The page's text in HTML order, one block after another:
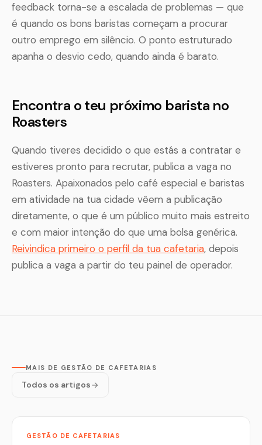
feedback torna-se a escalada de problemas — que
é quando os bons baristas começam a procurar
outro emprego em silêncio. O ponto estruturado
apanha o desvio cedo, quando ainda é barato.
Encontra o teu próximo barista no
Roasters
Quando tiveres decidido o que estás a contratar e
estiveres pronto para recrutar, publica a vaga no
Roasters. Apaixonados pelo café especial e baristas
em atividade na tua cidade vêem a publicação
diretamente, o que é um público muito mais estreito
e com maior intenção do que uma bolsa genérica.
Reivindica primeiro o perfil da tua cafetaria, depois
publica a vaga a partir do teu painel de operador.
MAIS DE GESTÃO DE CAFETARIAS
Todos os artigos
GESTÃO DE CAFETARIAS